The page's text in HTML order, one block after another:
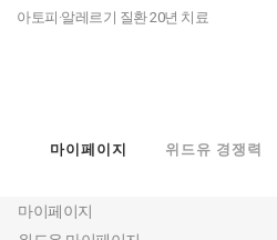
아토피·알레르기 질환 20년 치료
마이페이지 위드유 경쟁력
마이페이지
마이페이지